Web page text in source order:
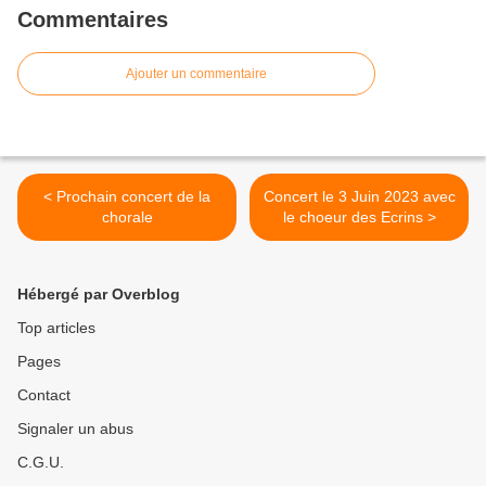
Commentaires
Ajouter un commentaire
< Prochain concert de la
chorale
Concert le 3 Juin 2023 avec
le choeur des Ecrins >
Hébergé par Overblog
Top articles
Pages
Contact
Signaler un abus
C.G.U.